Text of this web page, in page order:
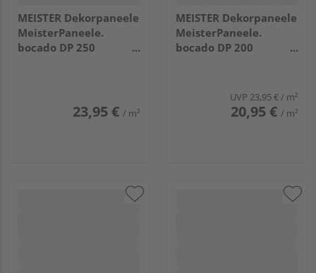
MEISTER Dekorpaneele
MeisterPaneele.
bocado DP 250
23,95 € / m²
MEISTER Dekorpaneele
MeisterPaneele.
bocado DP 200
UVP 23,95 €/ m²
20,95 € / m²